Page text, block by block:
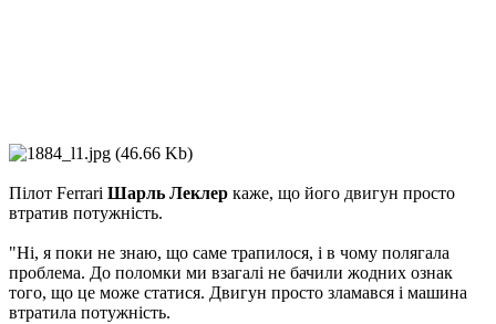
Пілот Ferrari Шарль Леклер каже, що його двигун просто
втратив потужність.
"Ні, я поки не знаю, що саме трапилося, і в чому полягала
проблема. До поломки ми взагалі не бачили жодних ознак
того, що це може статися. Двигун просто зламався і машина
втратила потужність.